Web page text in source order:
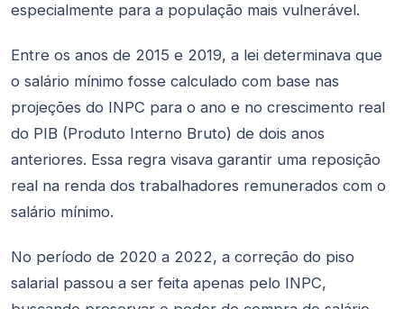
especialmente para a população mais vulnerável.
Entre os anos de 2015 e 2019, a lei determinava que
o salário mínimo fosse calculado com base nas
projeções do INPC para o ano e no crescimento real
do PIB (Produto Interno Bruto) de dois anos
anteriores. Essa regra visava garantir uma reposição
real na renda dos trabalhadores remunerados com o
salário mínimo.
No período de 2020 a 2022, a correção do piso
salarial passou a ser feita apenas pelo INPC,